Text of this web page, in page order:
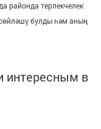
районда терлекчелек
булды һәм аның
интересным в